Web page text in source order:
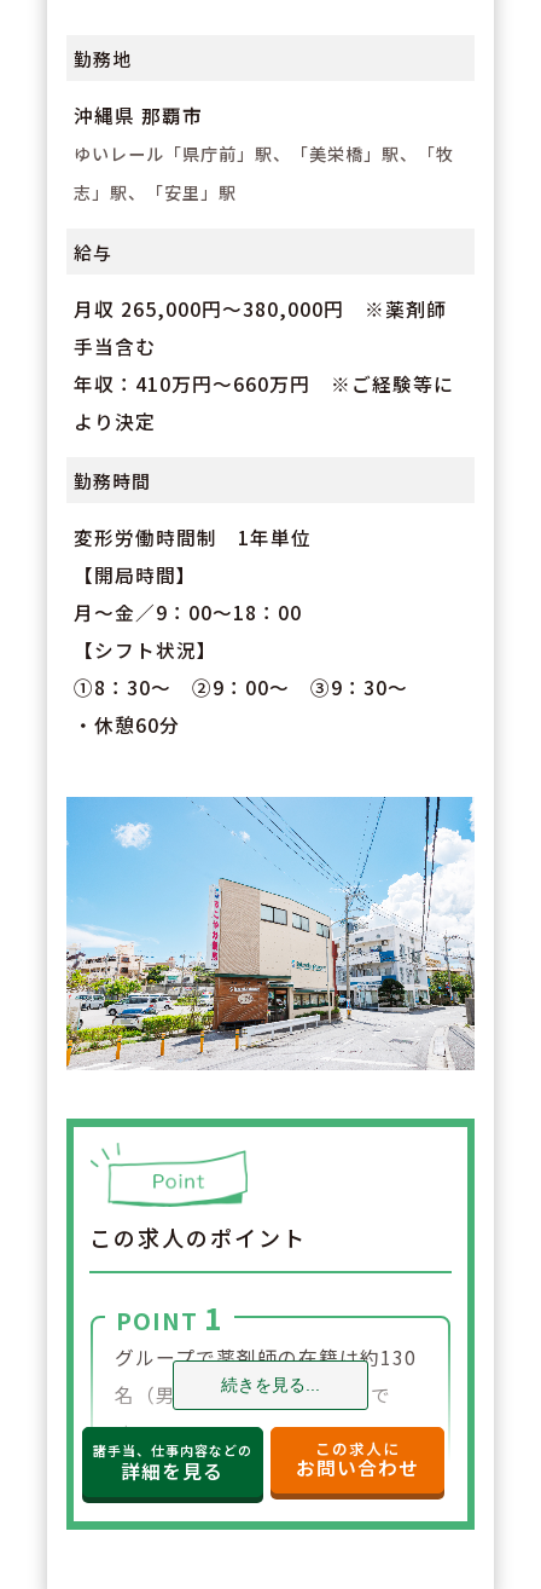
勤務地
沖縄県 那覇市
ゆいレール「県庁前」駅、「美栄橋」駅、「牧
志」駅、「安里」駅
給与
月収 265,000円～380,000円 ※薬剤師
手当含む
年収：410万円～660万円 ※ご経験等に
より決定
勤務時間
変形労働時間制 1年単位
【開局時間】
月～金／9：00～18：00
【シフト状況】
①8：30～ ②9：00～ ③9：30～
・休憩60分
この求人のポイント
POINT 1
グループで薬剤師の在籍は約130
名（男女比2:3）ほど在籍中で
す。
エリア長は8名在籍しており、本
部勤務薬剤師は3名在籍（エリア
続きを見る...
諸手当、仕事内容などの
詳細を見る
この求人に
お問い合わせ